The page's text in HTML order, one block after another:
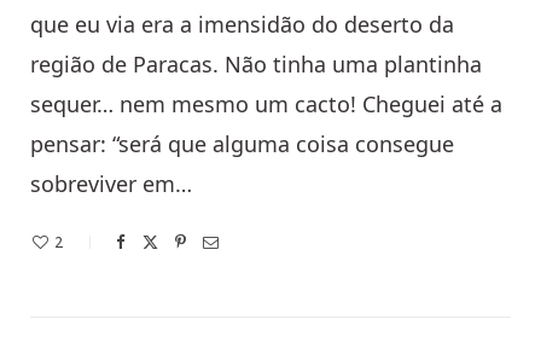
que eu via era a imensidão do deserto da
região de Paracas. Não tinha uma plantinha
sequer… nem mesmo um cacto! Cheguei até a
pensar: “será que alguma coisa consegue
sobreviver em…
2